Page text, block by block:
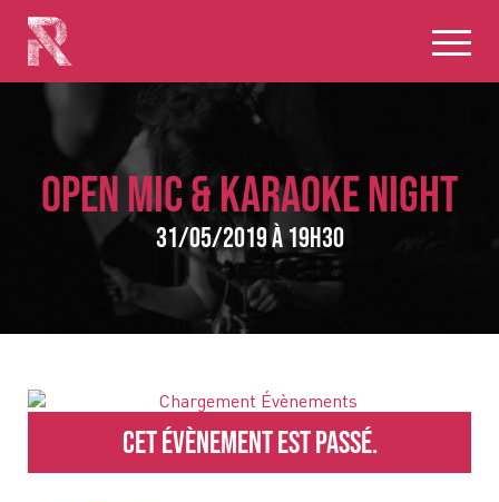
OPEN MIC & KARAOKE NIGHT
31/05/2019 à 19h30
Cet évènement est passé.